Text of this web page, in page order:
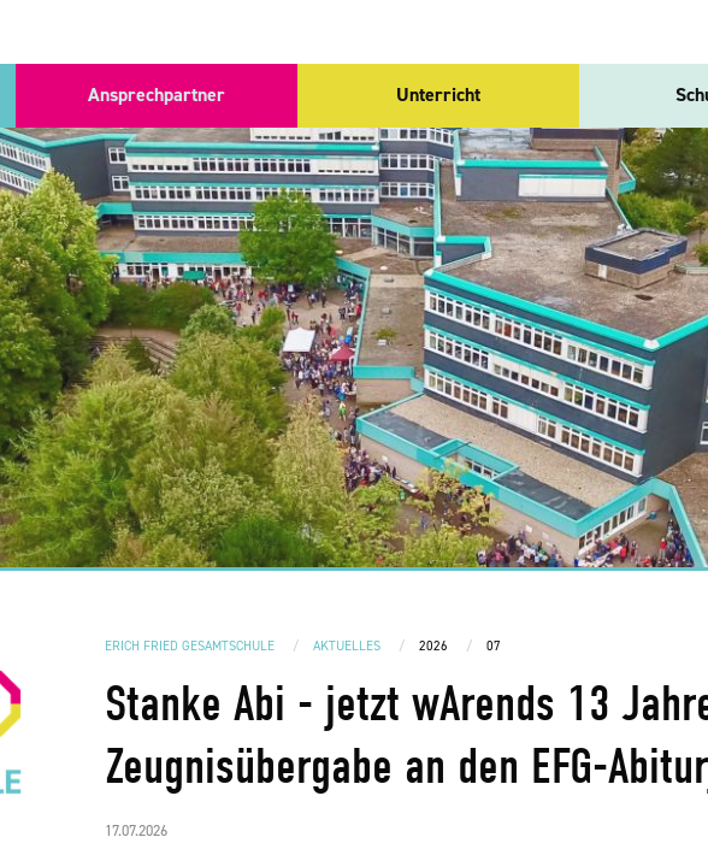
Ansprechpartner Unterricht
ERICH FRIED GESAMTSCHULE AKTUELLES 2026 07
Stanke Abi - jetzt wArends 13
Zeugnisübergabe an den EFG-
17.07.2026